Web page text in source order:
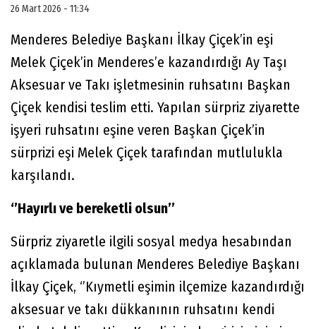
26 Mart 2026 - 11:34
Menderes Belediye Başkanı İlkay Çiçek’in eşi
Melek Çiçek’in Menderes’e kazandırdığı Ay Taşı
Aksesuar ve Takı işletmesinin ruhsatını Başkan
Çiçek kendisi teslim etti. Yapılan sürpriz ziyarette
işyeri ruhsatını eşine veren Başkan Çiçek’in
sürprizi eşi Melek Çiçek tarafından mutlulukla
karşılandı.
‘’Hayırlı ve bereketli olsun’’
Sürpriz ziyaretle ilgili sosyal medya hesabından
açıklamada bulunan Menderes Belediye Başkanı
İlkay Çiçek, ‘’Kıymetli eşimin ilçemize kazandırdığı
aksesuar ve takı dükkanının ruhsatını kendi